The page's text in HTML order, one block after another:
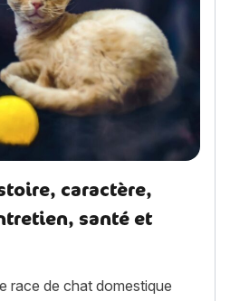
caractère,
santé et
race de chat domestique